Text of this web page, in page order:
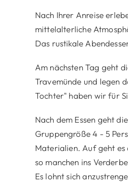
Nach Ihrer Anreise
mittelalterliche
Das rustikale
Am nächsten Tag geht
Travemünde und legen
Tochter" haben wir für
Nach dem Essen geht
Gruppengröße 4 - 5
Materialien. Auf geht es
so manchen ins
Es lohnt sich